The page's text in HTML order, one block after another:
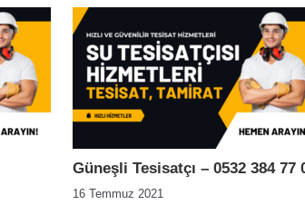
Güneşli Tesisatçı – 0532 384 77
16 Temmuz 2021